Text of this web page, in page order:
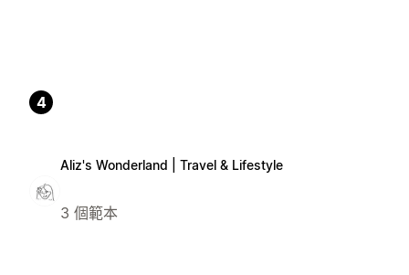
4
Aliz's Wonderland | Travel & Lifestyle
3 個範本